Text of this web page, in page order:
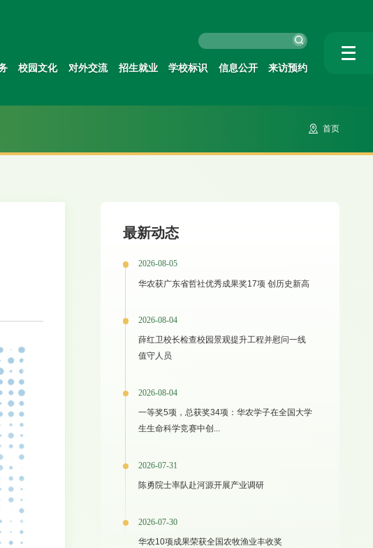
校园文化 对外交流 招生就业 学校标识 信息公开 来访预约
首页
最新动态
2026-08-05
华农获广东省哲社优秀成果奖17项 创历史新高
2026-08-04
薛红卫校长检查校园景观提升工程并慰问一线
值守人员
2026-08-04
一等奖5项，总获奖34项：华农学子在全国大学
生生命科学竞赛中创...
2026-07-31
陈勇院士率队赴河源开展产业调研
2026-07-30
华农10项成果荣获全国农牧渔业丰收奖